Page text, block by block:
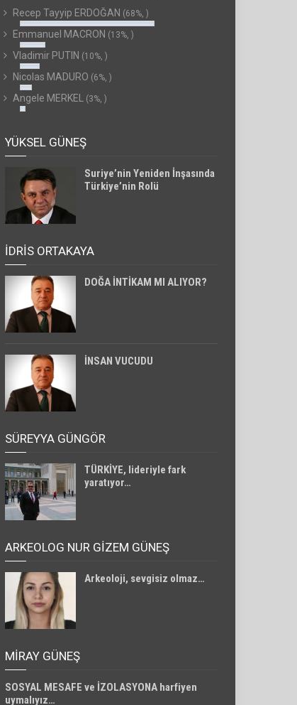
Recep Tayyip ERDOĞAN (68%, )
Emmanuel MACRON (13%, )
Vladimir PUTIN (10%, )
Nicolas MADURO (6%, )
Angele MERKEL (3%, )
YÜKSEL GÜNEŞ
Suriye’nin Yeniden İnşasında
Türkiye’nin Rolü
İDRİS ORTAKAYA
DOĞA İNTİKAM MI ALIYOR?
İNSAN VUCUDU
SÜREYYA GÜNGÖR
TÜRKİYE, lideriyle fark
yaratıyor…
ARKEOLOG NUR GİZEM GÜNEŞ
Arkeoloji, sevgisiz olmaz…
MIRAY GÜNEŞ
SOSYAL MESAFE ve İZOLASYONA harfiyen
uymalıyız…